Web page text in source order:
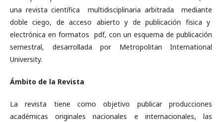
una revista científica multidisciplinaria arbitrada mediante
doble ciego, de acceso abierto y de publicación fisica y
electrónica en formatos pdf, con un esquema de publicación
semestral, desarrollada por Metropolitan International
University.
Ámbito de la Revista
La revista tiene como objetivo publicar producciones
académicas originales nacionales e internacionales, las